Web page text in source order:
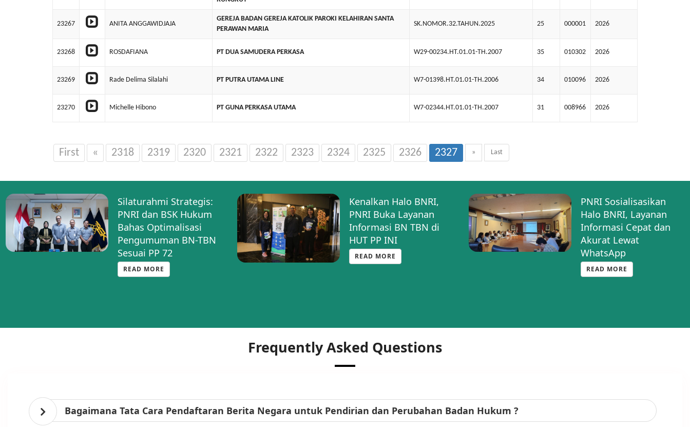
23267 ANITA ANGGAWIDJAJA
GEREJA BADAN GEREJA KATOLIK PAROKI KELAHIRAN SANTA
PERAWAN MARIA
SK.NOMOR.32.TAHUN.2025 25 000001 2026
23268 ROSDAFIANA PT DUA SAMUDERA PERKASA W29-00234.HT.01.01-TH.2007 35 010302 2026
23269 Rade Delima Silalahi PT PUTRA UTAMA LINE W7-01398.HT.01.01-TH.2006 34 010096 2026
23270 Michelle Hibono PT GUNA PERKASA UTAMA W7-02344.HT.01.01-TH.2007 31 008966 2026
First « 2318 2319 2320 2321 2322 2323 2324 2325 2326 2327 » Last
Silaturahmi Strategis:
PNRI dan BSK Hukum
Bahas Optimalisasi
Pengumuman BN-TBN
Sesuai PP 72
READ MORE
Kenalkan Halo BNRI,
PNRI Buka Layanan
Informasi BN TBN di
HUT PP INI
READ MORE
PNRI Sosialisasikan
Halo BNRI, Layanan
Informasi Cepat dan
Akurat Lewat
WhatsApp
READ MORE
Frequently Asked Questions
Bagaimana Tata Cara Pendaftaran Berita Negara untuk Pendirian dan Perubahan Badan Hukum ?